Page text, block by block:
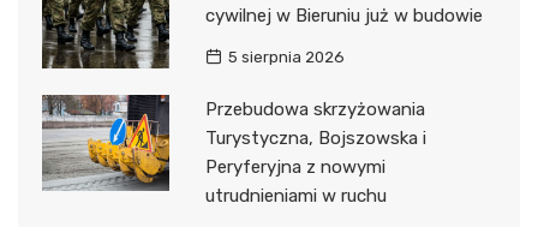
cywilnej w Bieruniu już w budowie
5 sierpnia 2026
Przebudowa skrzyżowania
Turystyczna, Bojszowska i
Peryferyjna z nowymi
utrudnieniami w ruchu